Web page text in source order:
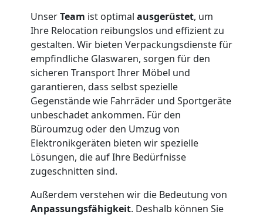
UnserTeam ist optimal ausgerüstet, um
Ihre Relocation reibungslos und effizient zu
gestalten. Wir bieten Verpackungsdienste für
empfindliche Glaswaren, sorgen für den
sicheren Transport Ihrer Möbel und
garantieren, dass selbst spezielle
Gegenstände wie Fahrräder und Sportgeräte
unbeschadet ankommen. Für den
Büroumzug oder den Umzug von
Elektronikgeräten bieten wir spezielle
Lösungen, die auf Ihre Bedürfnisse
zugeschnitten sind.
Außerdem verstehen wir die Bedeutung von
Anpassungsfähigkeit. Deshalb können Sie